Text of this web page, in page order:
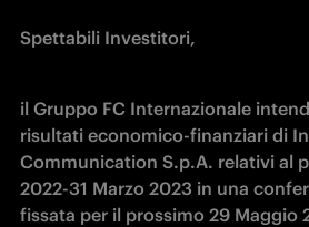
Spettabili Investitori,
il Gruppo FC Internazionale
risultati economico-finanziari di
Communication S.p.A. relativi al
2022-31 Marzo 2023 in una
fissata per il prossimo 29 Maggio